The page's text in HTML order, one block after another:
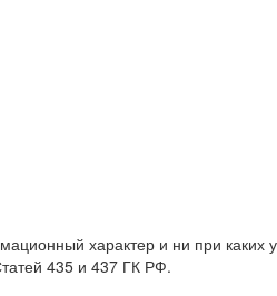
характер и ни при
435 и 437 ГК РФ.